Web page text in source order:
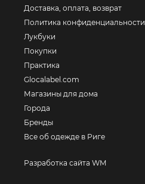
Доставка, оплата, возврат
Политика конфиденциальности
Лукбуки
Покупки
Практика
Glocalabel.com
Магазины для дома
Города
Бренды
Все об одежде в Риге
Разработка сайта WM